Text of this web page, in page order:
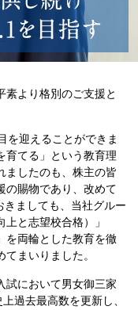
素より格別のご支援と
を迎えることができま
育てる」という教育理
ましたのも、株主の皆
の賜物であり、改めて
ましても、当社グルー
と志望校合格）」
を両輪とした教育を徹
まいりました。
試において男女御三家
過去最高数を更新し、